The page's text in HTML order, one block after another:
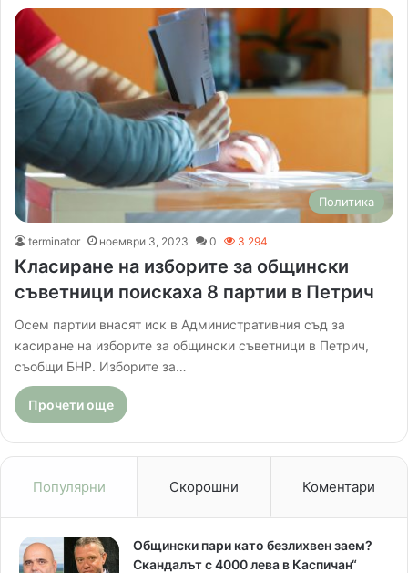
Политика
terminator ноември 3, 2023 0 3 294
Класиране на изборите за общински
съветници поискаха 8 партии в Петрич
Осем партии внасят иск в Административния съд за
касиране на изборите за общински съветници в Петрич,
съобщи БНР. Изборите за…
Прочети още
Популярни Скорошни Коментари
Общински пари като безлихвен заем?
Скандалът с 4000 лева в Каспичан“